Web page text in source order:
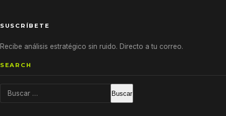
SUSCRÍBETE
Recibe análisis estratégico sin ruido. Directo a tu correo.
SEARCH
Buscar: